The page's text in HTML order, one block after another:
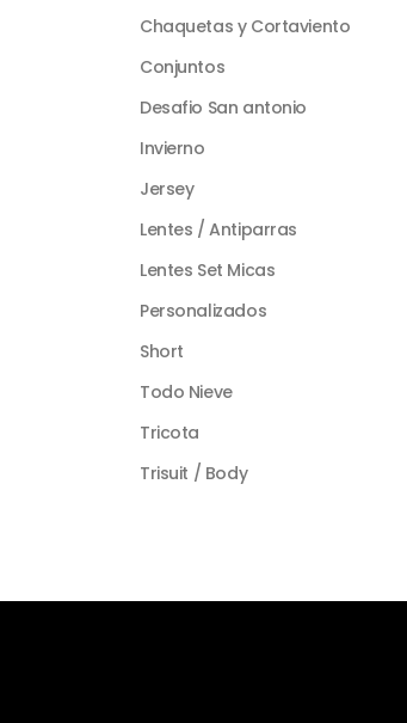
Chaquetas y Cortaviento
Conjuntos
Desafio San antonio
Invierno
Jersey
Lentes / Antiparras
Lentes Set Micas
Personalizados
Short
Todo Nieve
Tricota
Trisuit / Body